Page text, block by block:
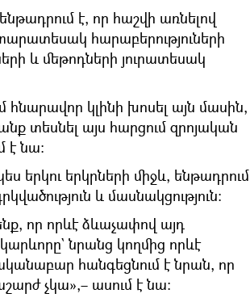
է, որ հաշվի առնելով
հարաբերություների
և մեթոդների յուրատեսակ
կլինի խոսել այն մասին,
տեսնել այս հարցում զրոյական
է նա։
երկրների միջև, ենթադրում
և մասնակցություն։
որ որևէ ձևաչափով այդ
նրանց կողմից որևէ
հանգեցնում է նրան, որ
չկա»,– ասում է նա։